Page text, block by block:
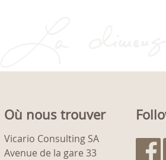
Où nous trouver
Vicario Consulting SA
Avenue de la gare 33